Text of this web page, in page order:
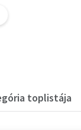
toplistája